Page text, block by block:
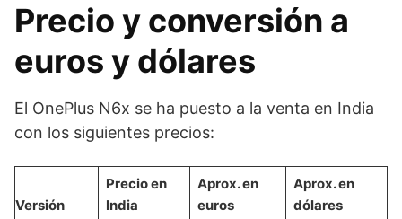
Precio y conversión a
euros y dólares
El OnePlus N6x se ha puesto a la venta en India
con los siguientes precios:
Versión
Precio en
India
Aprox. en
euros
Aprox. en
dólares